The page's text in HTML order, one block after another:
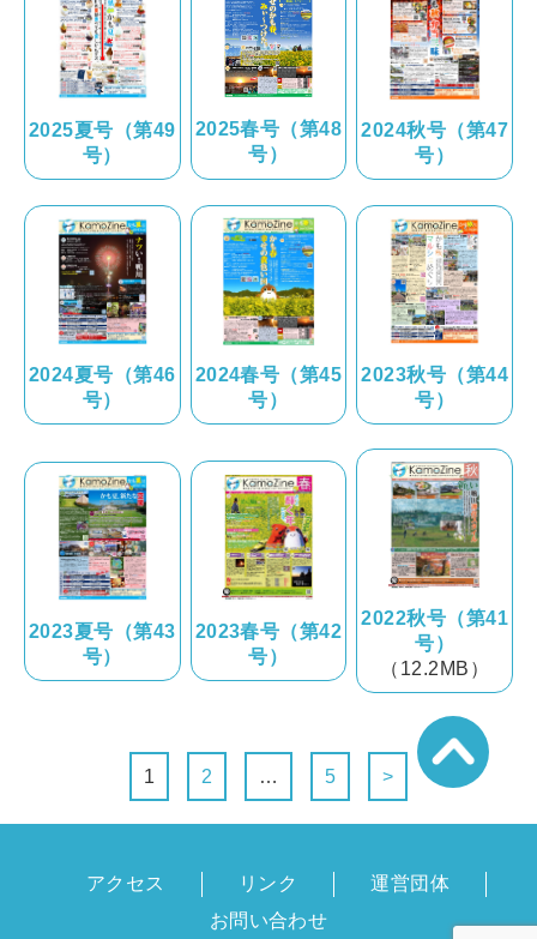
生活
観光ガイド
レンタサイクル
2025夏号（第49
号）
2025春号（第48
号）
2024秋号（第47
号）
2024夏号（第46
号）
2024春号（第45
号）
2023秋号（第44
号）
2023夏号（第43
号）
2023春号（第42
号）
2022秋号（第41
号）
（12.2MB）
1 2 … 5 >
アクセス リンク
運営団体
お問い合わせ